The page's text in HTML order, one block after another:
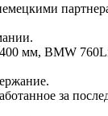
мм, BMW
за